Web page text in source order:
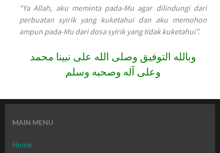
“Ya Allah, aku meminta pada-Mu agar dilindungi dari
perbuatan syirik yang kuketahui dan aku memohon
ampun pada-Mu dari dosa syirik yang tidak kuketahui”.
وبالله التوفيق وصلى الله على نبينا محمد
وعلى آله وصحبه وسلم
MAIN MENU
Home